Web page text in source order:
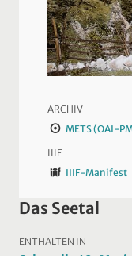
ARCHIV
METS (OAI-
IIIF
IIIF-Manifest
Das Seetal
ENTHALTEN IN